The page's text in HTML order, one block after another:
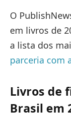
O
em livros de
a lista dos
parceria com
Livros de
Brasil em